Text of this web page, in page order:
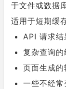
于文件或数据
适用于短期缓
API 请求结
复杂查询的
页面生成的
一些不经